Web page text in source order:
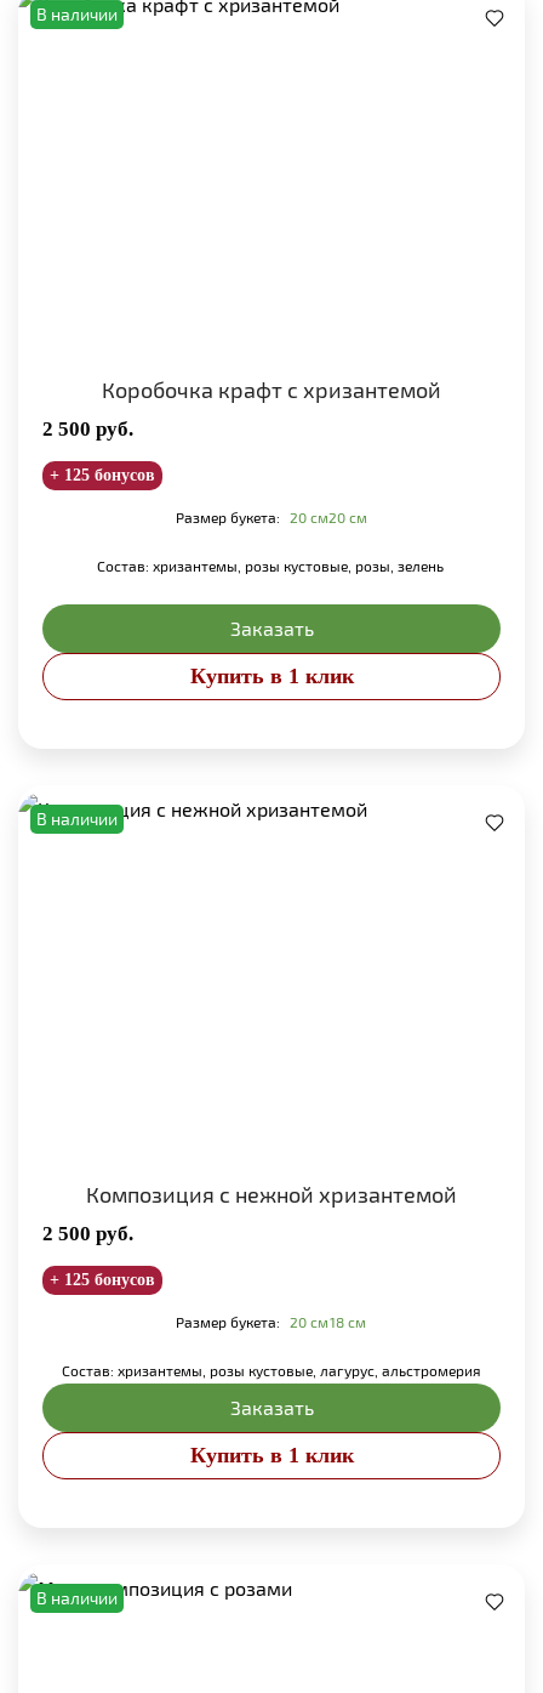
В наличии
Коробочка крафт с хризантемой
2 500 руб.
+ 125 бонусов
Размер букета: 20 см20 см
Состав: хризантемы, розы кустовые, розы, зелень
Заказать
Купить в 1 клик
В наличии
Композиция с нежной хризантемой
2 500 руб.
+ 125 бонусов
Размер букета: 20 см18 см
Состав: хризантемы, розы кустовые, лагурус, альстромерия
Заказать
Купить в 1 клик
В наличии